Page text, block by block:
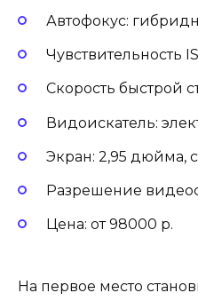
Автофокус:
Чувствительность
Скорость быстрой
Видоискатель:
Экран: 2,95 дюйма,
Разрешение
Цена: от 98000 р.
На первое место